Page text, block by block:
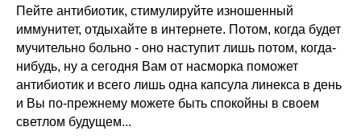
Пейте антибиотик, стимулируйте изношенный
иммунитет, отдыхайте в интернете. Потом, когда будет
мучительно больно - оно наступит лишь потом, когда-
нибудь, ну а сегодня Вам от насморка поможет
антибиотик и всего лишь одна капсула линекса в день
и Вы по-прежнему можете быть спокойны в своем
светлом будущем...
на модели, указывая точные места
телесных и внетелесных локализаций.